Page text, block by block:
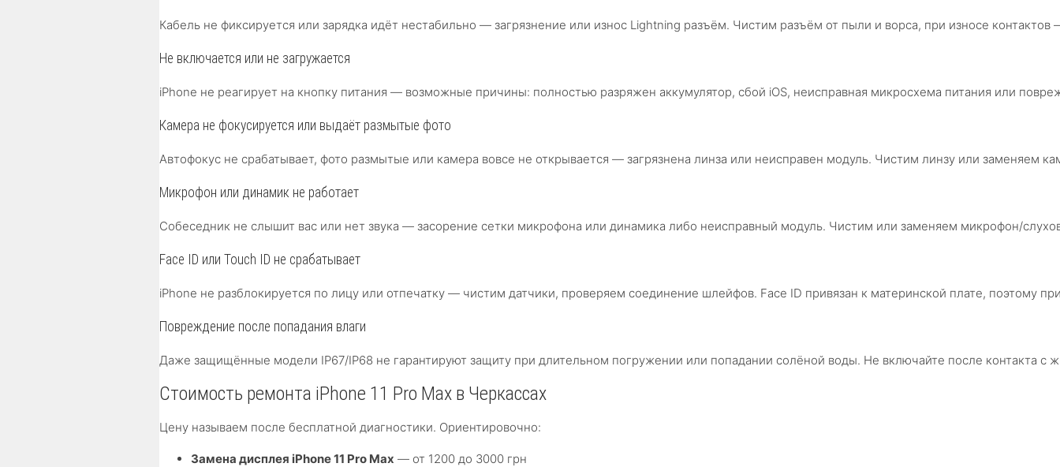
Кабель не фиксируется или зарядка идёт нестабильно — загрязнение или износ Lightning разъём. Чистим разъём от пыли и ворса, при износе
Не включается или не загружается
iPhone не реагирует на кнопку питания — возможные причины: полностью разряжен аккумулятор, сбой iOS, неисправная микросхема питания или
Камера не фокусируется или выдаёт размытые фото
Автофокус не срабатывает, фото размытые или камера вовсе не открывается — загрязнена линза или неисправен модуль. Чистим линзу или заменяем
Микрофон или динамик не работает
Собеседник не слышит вас или нет звука — засорение сетки микрофона или динамика либо неисправный модуль. Чистим или заменяем микрофон/
Face ID или Touch ID не срабатывает
iPhone не разблокируется по лицу или отпечатку — чистим датчики, проверяем соединение шлейфов. Face ID привязан к материнской плате, поэтому
Повреждение после попадания влаги
Даже защищённые модели IP67/IP68 не гарантируют защиту при длительном погружении или попадании солёной воды. Не включайте после контакта
Стоимость ремонта iPhone 11 Pro Max в Черкассах
Цену называем после бесплатной диагностики. Ориентировочно:
Замена дисплея iPhone 11 Pro Max — от 1200 до 3000 грн